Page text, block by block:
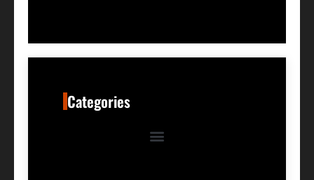
Categories